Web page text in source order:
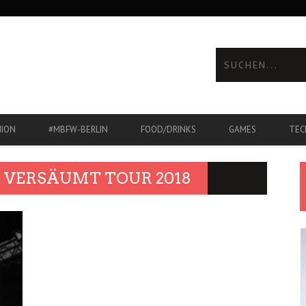
#MBFW-BERLIN FOOD/DRINKS GAMES
TOUR 2018